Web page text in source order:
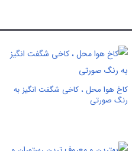
کاخ هوا محل ، کاخی شگفت انگیز به
رنگ صورتی